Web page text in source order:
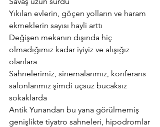
Yıkılan evlerin, göçen yolların ve haram
ekmeklerin sayısı hayli arttı
Değişen mekanın dışında hiç
olmadığımız kadar iyiyiz ve alışığız
olanlara
Sahnelerimiz, sinemalarımız, konferans
salonlarımız şimdi uçsuz bucaksız
sokaklarda
Antik Yunandan bu yana görülmemiş
genişlikte tiyatro sahneleri, hipodromlar